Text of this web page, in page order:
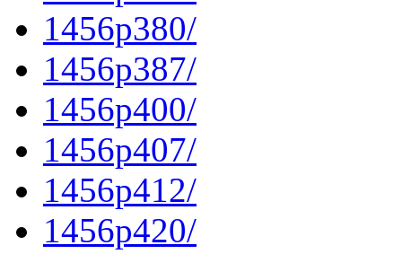
1456p380/
1456p387/
1456p400/
1456p407/
1456p412/
1456p420/